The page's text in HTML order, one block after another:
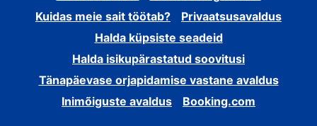
Kuidas meie sait töötab?
Privaatsusavaldus
Halda küpsiste seadeid
Halda isikupärastatud soovitusi
Tänapäevase orjapidamise vastane avaldus
Inimõiguste avaldus
Booking.com